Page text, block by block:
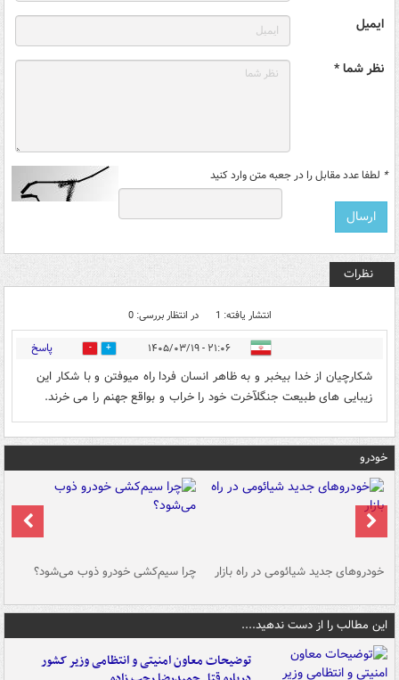
ایمیل
نظر شما *
* لطفا عدد مقابل را در جعبه متن وارد کنید
نظرات
انتشار یافته: 1 در انتظار بررسی: 0
۲۱:۰۶ - ۱۴۰۵/۰۳/۱۹ 0 پاسخ
شکارچیان از خدا بیخبر و به ظاهر انسان فردا راه میوفتن و با شکار این
زیبایی های طبیعت جنگلآخرت خود را خراب و بواقع جهنم را می خرند.
خودرو
خودروهای جدید شیائومی در راه بازار چرا سیم‌کشی خودرو ذوب می‌شود؟
این مطالب را از دست ندهید....
توضیحات معاون امنیتی و انتظامی وزیر کشور